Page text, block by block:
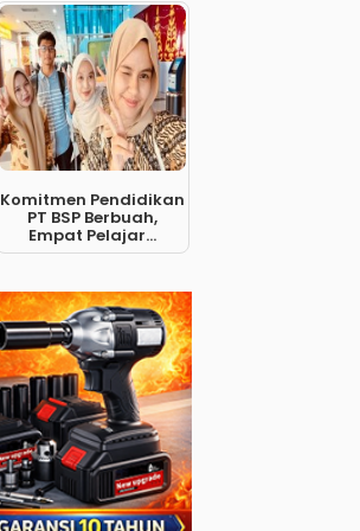
Komitmen Pendidikan
PT BSP Berbuah,
Empat Pelajar...